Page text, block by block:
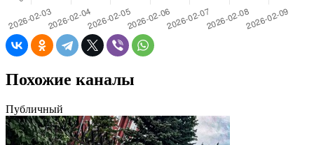
Похожие каналы
Публичный